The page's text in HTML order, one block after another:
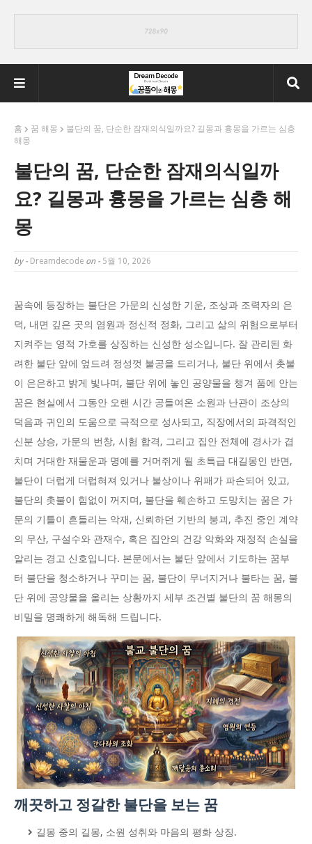
홈 꿈 해몽
불단의 꿈, 단순한 잠재의식일까요? 길몽과 흉몽을 가르는 심층
해몽
불단의 꿈, 단순한 잠재의식일까
요? 길몽과 흉몽을 가르는 심층 해
몽
by - Dreamdecode on - 5월 10, 2026
꿈속에 등장하는 불단은 가문의 신성한 기운, 조상과 조력자의 은
덕, 내면 깊은 곳의 염원과 정신적 정화, 그리고 삶의 위험으로부터
지켜주는 영적 가호를 상징하는 신성한 성소입니다. 잘 관리된 화
려한 불단 앞에 엎드려 정성껏 불공을 드리거나, 불단 위에서 촛불
이 은은하고 밝게 빛나며, 불단 위에 놓인 공양물을 챙겨 품에 안는
꿈은 현실에서 그동안 오랜 시간 공들여온 소원과 난관이 조상의
덕음과 귀인의 도움으로 극적으로 성사되고, 직장에서의 파격적인
신분 상승, 가문의 번창, 시험 합격, 그리고 집안 전체에 경사가 겹
치며 거대한 재물운과 명예를 거머쥐게 될 초특급 대길몽인 반면,
불단이 더럽게 더럽혀져 있거나 불상이나 위패가 파손되어 있고,
불단의 촛불이 힘없이 꺼지며, 불단을 훼손하고 도망치는 꿈은 가
문의 기틀이 흔들리는 악재, 신뢰하던 기반의 붕괴, 추진 중인 계약
의 무산, 구설수와 관재수, 혹은 집안의 건강 악화와 재정적 손실을
알리는 경고 신호입니다. 본문에서는 불단 앞에서 기도하는 꿈부
터 불단을 청소하거나 꾸미는 꿈, 불단이 무너지거나 불타는 꿈, 불
단 위에 공양물을 올리는 상황까지 세부 조건별 불단의 꿈 해몽의
비밀을 명쾌하게 해독해 드립니다.
깨끗하고 정갈한 불단을 보는 꿈
길몽 중의 길몽, 소원 성취와 마음의 평화 상징.